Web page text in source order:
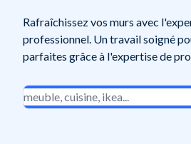
Rafraîchissez vos murs avec
professionnel. Un travail soigné
parfaites grâce à l'expertise de